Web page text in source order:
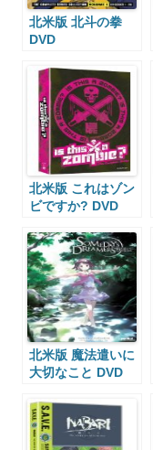
北米版 北斗の拳
DVD
北米版 これはゾン
ビですか? DVD
北米版 魔法遣いに
大切なこと DVD